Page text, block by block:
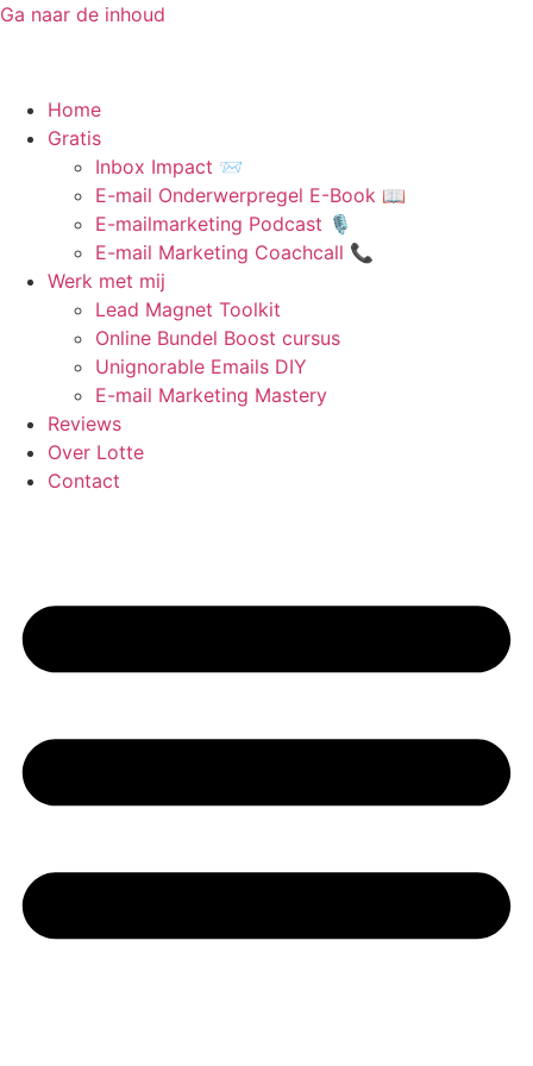
Ga naar de inhoud
Home
Gratis
Inbox Impact 📨
E-mail Onderwerpregel E-Book 📖
E-mailmarketing Podcast 🎙️
E-mail Marketing Coachcall 📞
Werk met mij
Lead Magnet Toolkit
Online Bundel Boost cursus
Unignorable Emails DIY
E-mail Marketing Mastery
Reviews
Over Lotte
Contact